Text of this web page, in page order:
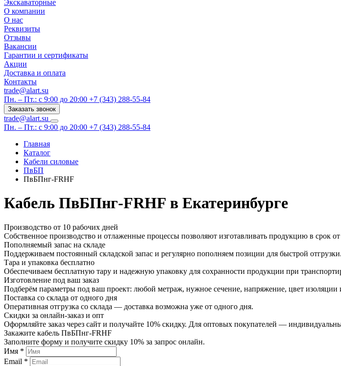
Экскаваторные
О компании
О нас
Реквизиты
Отзывы
Вакансии
Гарантии и сертификаты
Акции
Доставка и оплата
Контакты
trade@alart.su
Пн. – Пт.: с 9:00 до 20:00 +7 (343) 288-55-84
Заказать звонок
trade@alart.su
Пн. – Пт.: с 9:00 до 20:00 +7 (343) 288-55-84
Главная
Каталог
Кабели силовые
ПвБП
ПвБПнг-FRHF
Кабель ПвБПнг-FRHF в Екатеринбурге
Производство от 10 рабочих дней
Собственное производство и отлаженные процессы позволяют изготавливать продукцию в срок
Пополняемый запас на складе
Поддерживаем постоянный складской запас и регулярно пополняем позиции для быстрой отгрузки.
Тара и упаковка бесплатно
Обеспечиваем бесплатную тару и надежную упаковку для сохранности продукции при
Изготовление под ваш заказ
Подберём параметры под ваш проект: любой метраж, нужное сечение, напряжение, цвет изоляции
Поставка со склада от одного дня
Оперативная отгрузка со склада — доставка возможна уже от одного дня.
Скидки за онлайн-заказ и опт
Оформляйте заказ через сайт и получайте 10% скидку. Для оптовых покупателей —
Закажите кабель ПвБПнг-FRHF
Заполните форму и получите скидку 10% за запрос онлайн.
Имя *
Email *